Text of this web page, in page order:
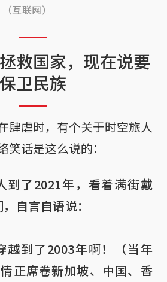
互联网）
救国家，现在说要
保卫民族
肆虐时，有个关于时空旅人
话是这么说的：
到了2021年，看着满街戴
自言自语说：
越到了2003年啊！（当年
正席卷新加坡、中国、香